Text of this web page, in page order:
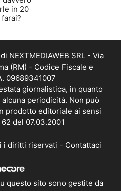
in 20
NEXTMEDIAWEB SRL - Via
(RM) - Codice Fiscale e
09689341007
giornalistica, in quanto
periodicità. Non può
prodotto editoriale ai sensi
del 07.03.2001
i diritti riservati - Contattaci
questo sito sono gestite da